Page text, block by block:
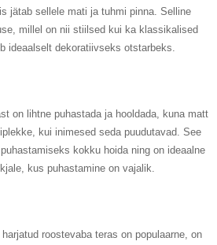
jätab sellele mati ja tuhmi pinna. Selline
millel on nii stiilsed kui ka klassikalised
ideaalselt dekoratiivseks otstarbeks.
on lihtne puhastada ja hooldada, kuna matt
kui inimesed seda puudutavad. See
kokku hoida ning on ideaalne
kus puhastamine on vajalik.
roostevaba teras on populaarne, on